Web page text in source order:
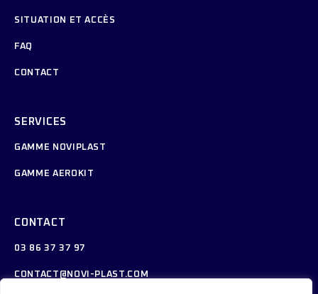
SITUATION ET ACCÈS
FAQ
CONTACT
SERVICES
GAMME NOVIPLAST
GAMME AEROKIT
CONTACT
03 86 37 37 97
CONTACT@NOVI-PLAST.COM